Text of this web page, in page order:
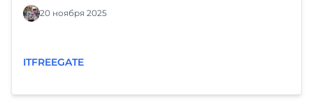
тестировщикам, где баг, а системным аналитикам
помогают быстрее разобраться в предметной
требуют кофе-брейков, не спорят с тимлидом и не
Интернет-Фрегат поможет вам разобраться в
20 ноября 2025
ITFREEGATE